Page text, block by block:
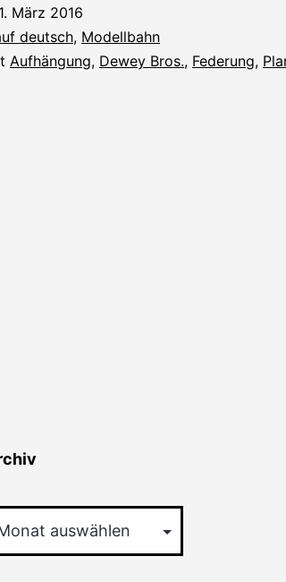
März 2016
deutsch, Modellbahn
Aufhängung, Dewey Bros., Federung,